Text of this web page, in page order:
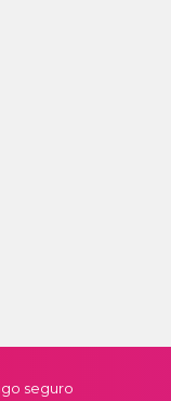
seguro